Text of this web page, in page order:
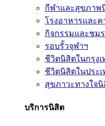
กีฬาและสุขภาพ
โรงอาหารและค
กิจกรรมและชม
รอบรั้วจุฬาฯ
ชีวิตนิสิตในกรุงเ
ชีวิตนิสิตในประเ
สุขภาวะทางใจ
บริการนิสิต